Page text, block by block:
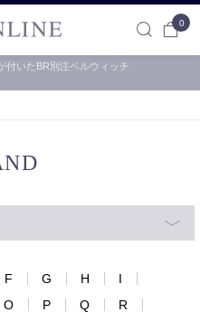
0
業期間とお盆期間による配…
F G H
I
O P Q
R